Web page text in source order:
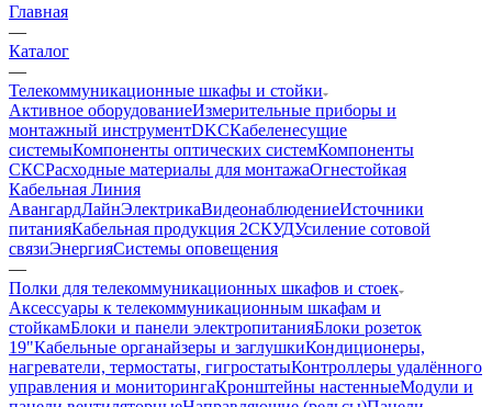
Главная
—
Каталог
—
Телекоммуникационные шкафы и стойки
Активное оборудованиеИзмерительные приборы и
монтажный инструментDKCКабеленесущие
системыКомпоненты оптических системКомпоненты
СКСРасходные материалы для монтажаОгнестойкая
Кабельная Линия
АвангардЛайнЭлектрикаВидеонаблюдениеИсточники
питанияКабельная продукция 2СКУДУсиление сотовой
связиЭнергияСистемы оповещения
—
Полки для телекоммуникационных шкафов и стоек
Аксессуары к телекоммуникационным шкафам и
стойкамБлоки и панели электропитанияБлоки розеток
19"Кабельные органайзеры и заглушкиКондиционеры,
нагреватели, термостаты, гигростатыКонтроллеры удалённого
управления и мониторингаКронштейны настенныеМодули и